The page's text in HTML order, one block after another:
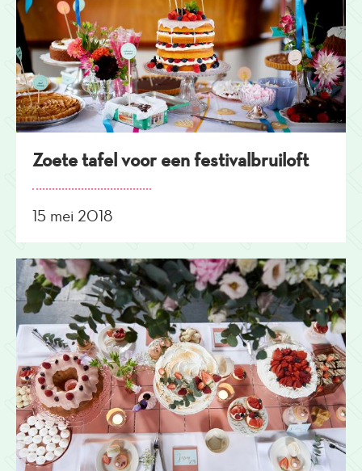
Zoete tafel voor een festivalbruiloft
15 mei 2018